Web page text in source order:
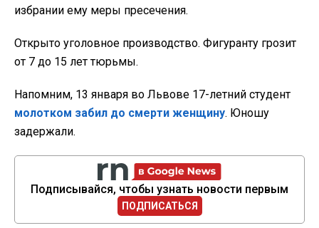
избрании ему меры пресечения.
Открыто уголовное производство. Фигуранту грозит
от 7 до 15 лет тюрьмы.
Напомним, 13 января во Львове 17-летний студент
молотком забил до смерти женщину. Юношу
задержали.
Подписывайся, чтобы узнать новости первым
ПОДПИСАТЬСЯ